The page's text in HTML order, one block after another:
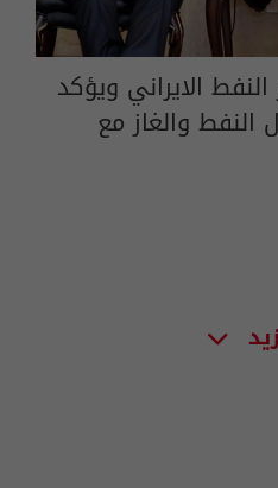
الايراني ويؤكد
النفط والغاز مع